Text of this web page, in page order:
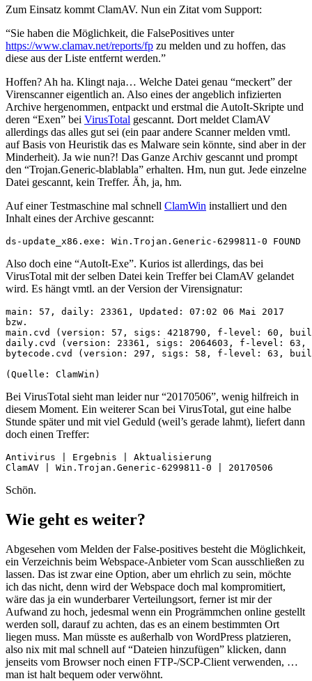
Zum Einsatz kommt ClamAV. Nun ein Zitat vom Support:
“Sie haben die Möglichkeit, die FalsePositives unter
https://www.clamav.net/reports/fp zu melden und zu hoffen, das
diese aus der Liste entfernt werden.”
Hoffen? Ah ha. Klingt naja… Welche Datei genau “meckert” der
Virenscanner eigentlich an. Also eines der angeblich infizierten
Archive hergenommen, entpackt und erstmal die AutoIt-Skripte und
deren “Exen” bei VirusTotal gescannt. Dort meldet ClamAV
allerdings das alles gut sei (ein paar andere Scanner melden vmtl.
auf Basis von Heuristik das es Malware sein könnte, sind aber in der
Minderheit). Ja wie nun?! Das Ganze Archiv gescannt und prompt
den “Trojan.Generic-blablabla” erhalten. Hm, nun gut. Jede einzelne
Datei gescannt, kein Treffer. Äh, ja, hm.
Auf einer Testmaschine mal schnell ClamWin installiert und den
Inhalt eines der Archive gescannt:
ds-update_x86.exe: Win.Trojan.Generic-6299811-0 FOUND
Also doch eine “AutoIt-Exe”. Kurios ist allerdings, das bei
VirusTotal mit der selben Datei kein Treffer bei ClamAV gelandet
wird. Es hängt vmtl. an der Version der Virensignatur:
main: 57, daily: 23361, Updated: 07:02 06 Mai 2017
bzw.
main.cvd (version: 57, sigs: 4218790, f-level: 60,
daily.cvd (version: 23361, sigs: 2064603, f-level: 63,
bytecode.cvd (version: 297, sigs: 58, f-level: 63,
(Quelle: ClamWin)
Bei VirusTotal sieht man leider nur “20170506”, wenig hilfreich in
diesem Moment. Ein weiterer Scan bei VirusTotal, gut eine halbe
Stunde später und mit viel Geduld (weil’s gerade lahmt), liefert dann
doch einen Treffer:
Antivirus | Ergebnis | Aktualisierung
ClamAV | Win.Trojan.Generic-6299811-0 | 20170506
Schön.
Wie geht es weiter?
Abgesehen vom Melden der False-positives besteht die Möglichkeit,
ein Verzeichnis beim Webspace-Anbieter vom Scan ausschließen zu
lassen. Das ist zwar eine Option, aber um ehrlich zu sein, möchte
ich das nicht, denn wird der Webspace doch mal kompromitiert,
wäre das ja ein wunderbarer Verteilungsort, ferner ist mir der
Aufwand zu hoch, jedesmal wenn ein Progrämmchen online gestellt
werden soll, darauf zu achten, das es an einem bestimmten Ort
liegen muss. Man müsste es außerhalb von WordPress platzieren,
also nix mit mal schnell auf “Dateien hinzufügen” klicken, dann
jenseits vom Browser noch einen FTP-/SCP-Client verwenden, …
man ist halt bequem oder verwöhnt.